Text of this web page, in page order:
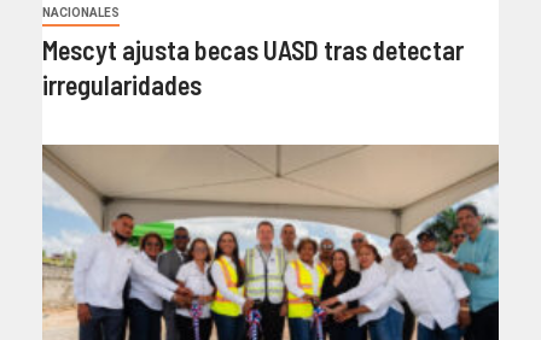
NACIONALES
Mescyt ajusta becas UASD tras detectar
irregularidades